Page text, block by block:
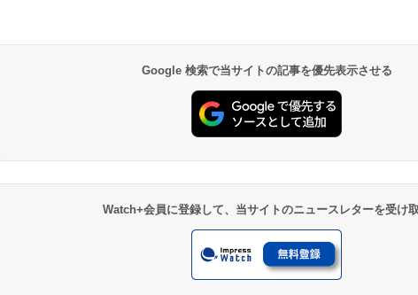
Google 検索で当サイトの記事を優先表示させる
Watch+会員に登録して、当サイトのニュースレターを受け